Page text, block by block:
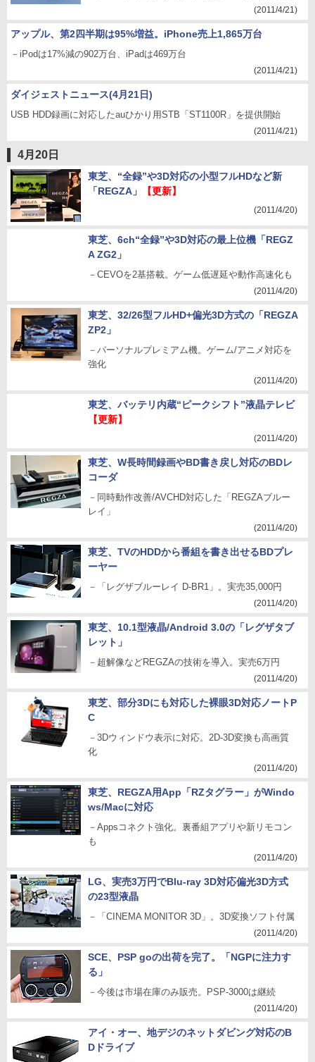
(2011/4/21)
アップル、第2四半期は95%増益。iPhone売上1,865万台
－iPodは17%減の902万台、iPadは469万台
(2011/4/21)
ダイジェストニュース(4月21日)
USB HDD録画に対応したauひかり用STB「ST1100R」を提供開始
(2011/4/21)
4月20日
東芝、“全録”や3D対応の小型フルHDなど新
「REGZA」
【更新】
(2011/4/20)
東芝、6ch“全録”や3D対応の最上位機「REGZ
A ZG2」
－CEVOを2基搭載。ゲーム低遅延や動作高速化も
(2011/4/20)
東芝、32/26型フルHD+偏光3D方式の「REGZA
ZP2」
－パーソナルプレミアム機。ゲーム/アニメ対応を
強化
(2011/4/20)
東芝、バッテリ内蔵“ピークシフト”液晶テレビ
【更新】
(2011/4/20)
東芝、W長時間録画やBD書き戻し対応のBDレ
コーダ
－同時動作改善/AVCHD対応した「REGZAブルー
レイ」
(2011/4/20)
東芝、TVのHDDから番組を書き出せるBDプレ
ーヤー
－「レグザブルーレイ D-BR1」。実売35,000円
(2011/4/20)
東芝、10.1型液晶/Android 3.0の「レグザタブ
レット」
－超解像などREGZAの技術を導入。実売6万円
(2011/4/20)
東芝、部分3Dにも対応した裸眼3D対応ノートP
C
－3Dウィンドウ表示に対応。2D-3D変換も高画質
化
(2011/4/20)
東芝、REGZA用App「RZタグラー」がWindo
ws/Macに対応
－Appsコネクト強化。裏番組アプリや新リモコン
も
(2011/4/20)
LG、実売3万円でBlu-ray 3D対応偏光3D方式
の23型液晶
－「CINEMA MONITOR 3D」。3D変換ソフト付属
(2011/4/20)
SCE、PSP goの出荷を完了。「NGPに注力す
る」
－今後は市場在庫のみ販売。PSP-3000は継続
(2011/4/20)
アイ・オー、地デジのネットダビング対応のB
Dドライブ